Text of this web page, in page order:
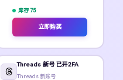
库存 75
立即购买
Threads 新号 已开2FA
Threads 新账号